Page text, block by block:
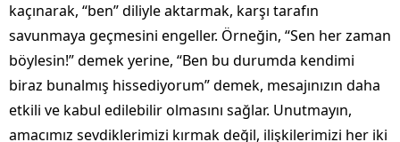
kaçınarak, “ben” diliyle aktarmak, karşı tarafın
savunmaya geçmesini engeller. Örneğin, “Sen her zaman
böylesin!” demek yerine, “Ben bu durumda kendimi
biraz bunalmış hissediyorum” demek, mesajınızın daha
etkili ve kabul edilebilir olmasını sağlar. Unutmayın,
amacımız sevdiklerimizi kırmak değil, ilişkilerimizi her iki